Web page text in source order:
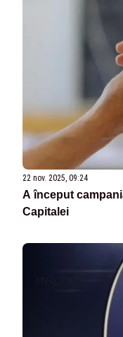
22 nov. 2025, 09:24
A început
Capitalei